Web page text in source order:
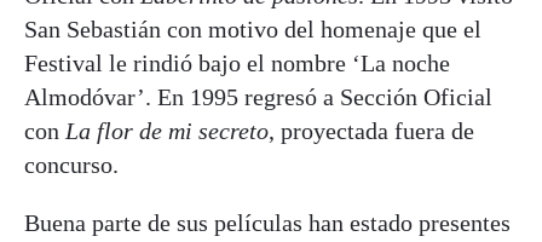
San Sebastián con motivo del homenaje que el
Festival le rindió bajo el nombre ‘La noche
Almodóvar’. En 1995 regresó a Sección Oficial
con La flor de mi secreto, proyectada fuera de
concurso.
Buena parte de sus películas han estado presentes